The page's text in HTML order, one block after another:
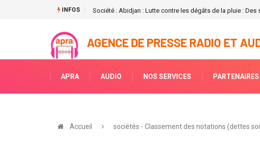
INFOS Société : Abidjan : Lutte contre les dégâts de la pluie :
AGENCE DE PRESSE RADIO ET
APRA AUDIO NOS SERVICES PARTENAIRES
Accueil sociétés - Classement des notations (dettes